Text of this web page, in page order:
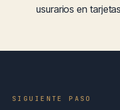
usurarios en
SIGUIENTE PASO